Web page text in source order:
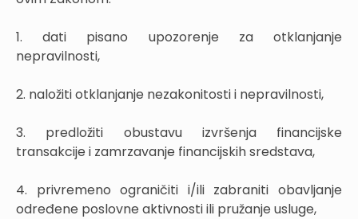
1. dati pisano upozorenje za otklanjanje
nepravilnosti,
2. naložiti otklanjanje nezakonitosti i nepravilnosti,
3. predložiti obustavu izvršenja financijske
transakcije i zamrzavanje financijskih sredstava,
4. privremeno ograničiti i/ili zabraniti obavljanje
određene poslovne aktivnosti ili pružanje usluge,